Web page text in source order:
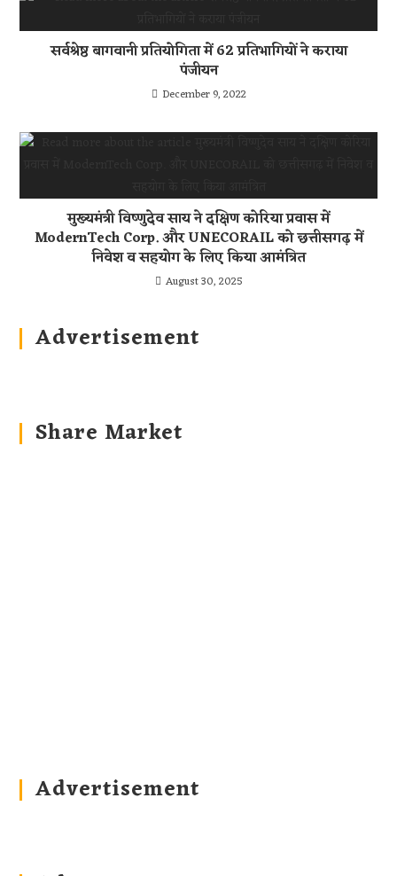
सर्वश्रेष्ठ बागवानी प्रतियोगिता में 62 प्रतिभागियों ने कराया
पंजीयन
December 9, 2022
मुख्यमंत्री विष्णुदेव साय ने दक्षिण कोरिया प्रवास में
ModernTech Corp. और UNECORAIL को छत्तीसगढ़ में
निवेश व सहयोग के लिए किया आमंत्रित
August 30, 2025
Advertisement
Share Market
Advertisement